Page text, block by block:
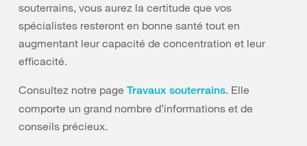
souterrains, vous aurez la certitude que vos
spécialistes resteront en bonne santé tout en
augmentant leur capacité de concentration et leur
efficacité.
Consultez notre page Travaux souterrains. Elle
comporte un grand nombre d’informations et de
conseils précieux.